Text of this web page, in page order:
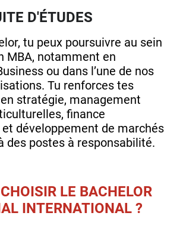
D'ÉTUDES
tu peux poursuivre au sein
MBA, notamment en
ou dans l’une de nos
Tu renforces tes
stratégie, management
finance
développement de marchés
des postes à responsabilité.
LE BACHELOR
INTERNATIONAL ?